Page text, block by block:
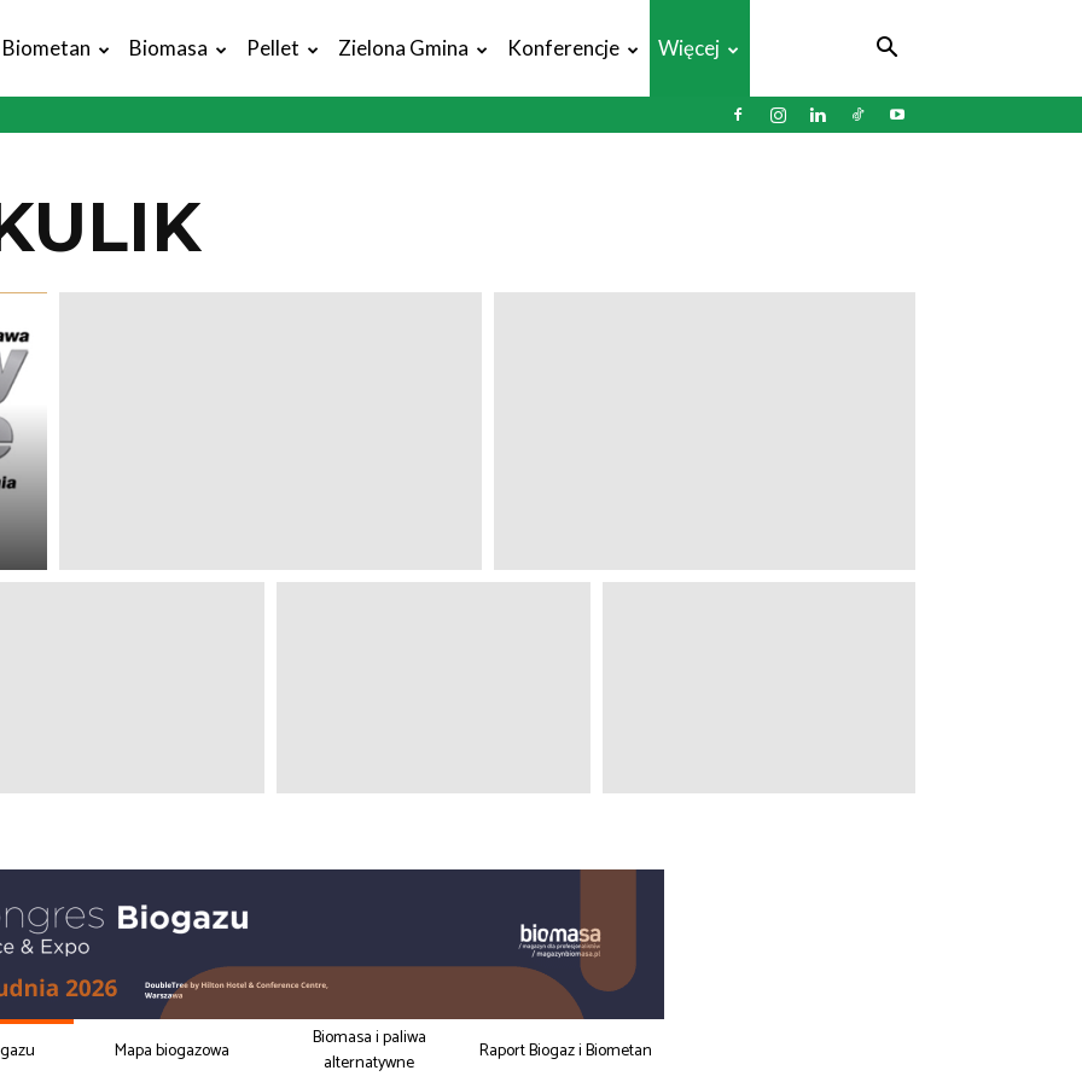
Biometan Biomasa Pellet Zielona Gmina Konferencje Więcej
Mapa biogazowa
Biomasa i paliwa
alternatywne
Raport Biogaz i Biometan